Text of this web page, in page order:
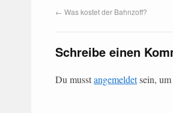
← Was kostet der Bahnzoff?
Schreibe einen
Du musstangemeldetsein, um